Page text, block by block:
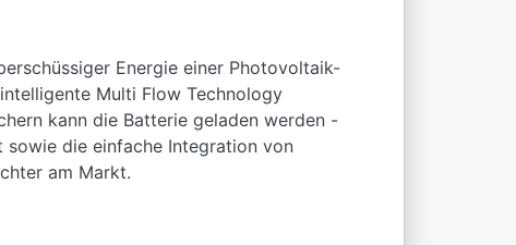
Energie einer Photovoltaik-
Multi Flow Technology
kann die Batterie geladen werden -
sowie die einfache Integration von
am Markt.